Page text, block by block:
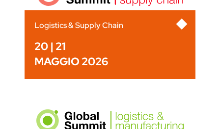
Logistics & Supply Chain
20 | 21
MAGGIO 2026